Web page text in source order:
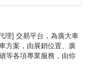
理] 交易平台，為廣大車
方案，由展銷位置、廣
等各項專業服務，由你